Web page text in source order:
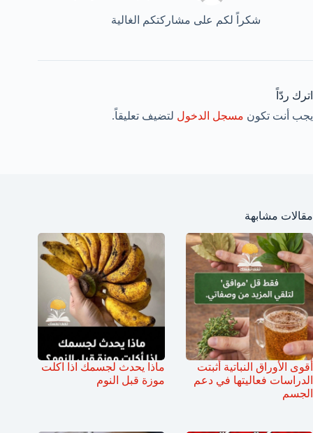
شكراً لكم على مشاركتكم الغالية
اترك ردّاً
يجب أنت تكون مسجل الدخول لتضيف تعليقاً.
مقالات مشابهة
أقوى الأوراق النباتية أثبتت
الدراسات فعاليتها في دعم
الجسم
ماذا يحدث لجسمك اذا اكلت
موزة قبل النوم